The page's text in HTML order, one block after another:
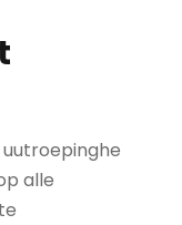
uutroepinghe
alle